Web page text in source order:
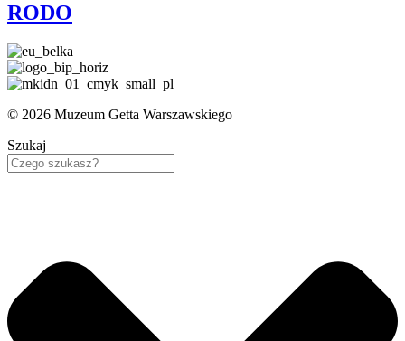
RODO
© 2026 Muzeum Getta Warszawskiego
Szukaj